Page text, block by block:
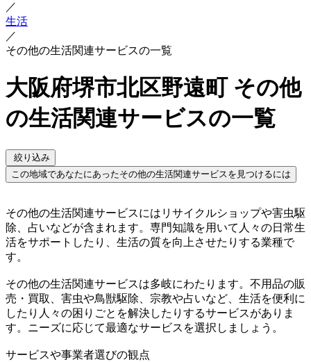
／
生活
／
その他の生活関連サービスの一覧
大阪府堺市北区野遠町 その他
の生活関連サービスの一覧
絞り込み
この地域であなたにあったその他の生活関連サービスを見つけるには
その他の生活関連サービスにはリサイクルショップや害虫駆
除、占いなどが含まれます。専門知識を用いて人々の日常生
活をサポートしたり、生活の質を向上させたりする業種で
す。
その他の生活関連サービスは多岐にわたります。不用品の販
売・買取、害虫や鳥獣駆除、宗教や占いなど、生活を便利に
したり人々の困りごとを解決したりするサービスがありま
す。ニーズに応じて最適なサービスを選択しましょう。
サービスや事業者選びの観点